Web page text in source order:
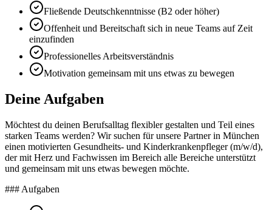
Fließende Deutschkenntnisse (B2 oder höher)
Offenheit und Bereitschaft sich in neue Teams auf Zeit
einzufinden
Professionelles Arbeitsverständnis
Motivation gemeinsam mit uns etwas zu bewegen
Deine Aufgaben
Möchtest du deinen Berufsalltag flexibler gestalten und Teil eines
starken Teams werden? Wir suchen für unsere Partner in München
einen motivierten Gesundheits- und Kinderkrankenpfleger (m/w/d),
der mit Herz und Fachwissen im Bereich alle Bereiche unterstützt
und gemeinsam mit uns etwas bewegen möchte.
### Aufgaben